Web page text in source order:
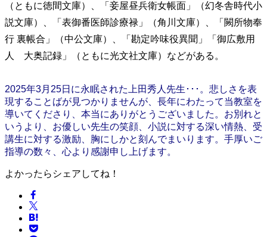
（ともに徳間文庫）、「妾屋昼兵衛女帳面」（幻冬舎時代小
説文庫）、「表御番医師診療禄」（角川文庫）、「闕所物奉
行 裏帳合」（中公文庫）、「勘定吟味役異聞」「御広敷用
人 大奥記録」（ともに光文社文庫）などがある。
2025年3月25日に永眠された上田秀人先生･･･。悲しさを表
現することばが見つかりませんが、長年にわたって当教室を
導いてくださり、本当にありがとうございました。お別れと
いうより、お優しい先生の笑顔、小説に対する深い情熱、受
講生に対する激励、胸にしかと刻んでまいります。手厚いご
指導の数々、心より感謝申し上げます。
よかったらシェアしてね！